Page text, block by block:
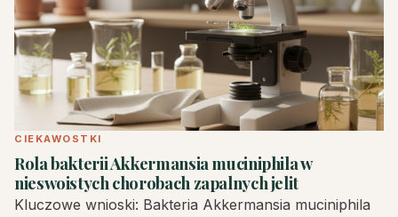
CIEKAWOSTKI
Rola bakterii Akkermansia muciniphila w
nieswoistych chorobach zapalnych jelit
Kluczowe wnioski: Bakteria Akkermansia muciniphila